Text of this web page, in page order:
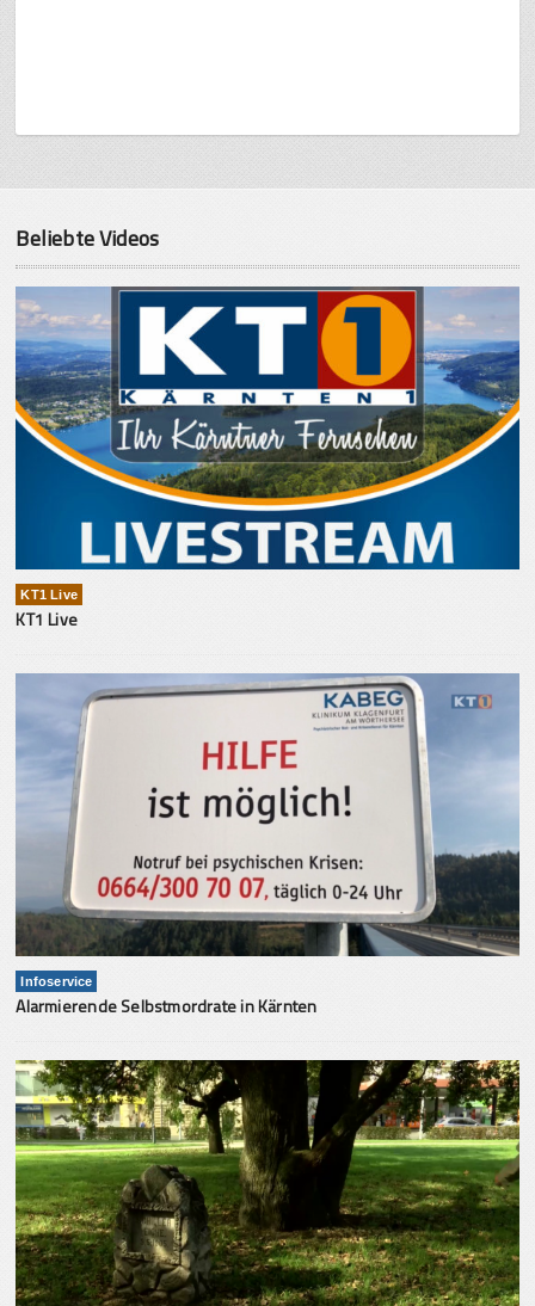
Beliebte Videos
KT1 Live
KT1 Live
Infoservice
Alarmierende Selbstmordrate in Kärnten